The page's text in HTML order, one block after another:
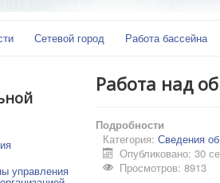
Сетевой город Работа бассейна
управления
Работа над
Подробности
Категория: Сведения
Опубликовано: 30
Просмотров: 8913